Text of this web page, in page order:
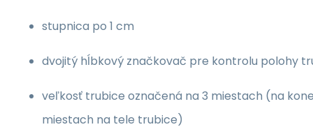
stupnica po 1 cm
dvojitý hĺbkový značkovač pre kontrolu polohy
veľkosť trubice označená na 3 miestach (na
miestach na tele trubice)